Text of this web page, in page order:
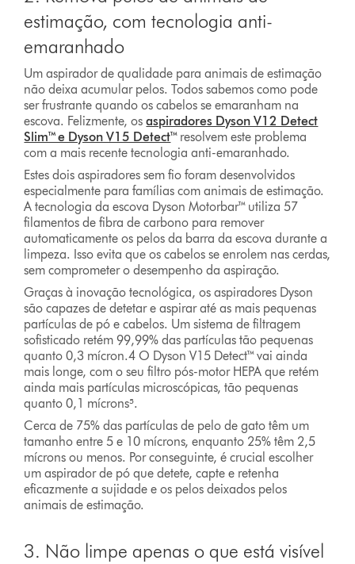
estimação, com tecnologia anti-
emaranhado
Um aspirador de qualidade para animais de estimação
não deixa acumular pelos. Todos sabemos como pode
ser frustrante quando os cabelos se emaranham na
escova. Felizmente, osaspiradores Dyson V12 Detect
Slim™ e Dyson V15 Detect™ resolvem este problema
com a mais recente tecnologia anti-emaranhado.
Estes dois aspiradores sem fio foram desenvolvidos
especialmente para famílias com animais de estimação.
A tecnologia da escova Dyson Motorbar™ utiliza 57
filamentos de fibra de carbono para remover
automaticamente os pelos da barra da escova durante a
limpeza. Isso evita que os cabelos se enrolem nas cerdas,
sem comprometer o desempenho da aspiração.
Graças à inovação tecnológica, os aspiradores Dyson
são capazes de detetar e aspirar até as mais pequenas
partículas de pó e cabelos. Um sistema de filtragem
sofisticado retém 99,99% das partículas tão pequenas
quanto 0,3 mícron.4 O Dyson V15 Detect™ vai ainda
mais longe, com o seu filtro pós-motor HEPA que retém
ainda mais partículas microscópicas, tão pequenas
quanto 0,1 mícrons⁵.
Cerca de 75% das partículas de pelo de gato têm um
tamanho entre 5 e 10 mícrons, enquanto 25% têm 2,5
mícrons ou menos. Por conseguinte, é crucial escolher
um aspirador de pó que detete, capte e retenha
eficazmente a sujidade e os pelos deixados pelos
animais de estimação.
3. Não limpe apenas o que está visível